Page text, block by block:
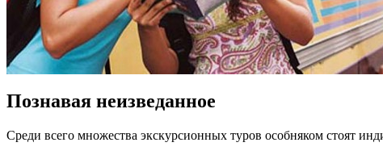
Познавая неизведанное
Среди всего множества экскурсионных туров особняком стоят